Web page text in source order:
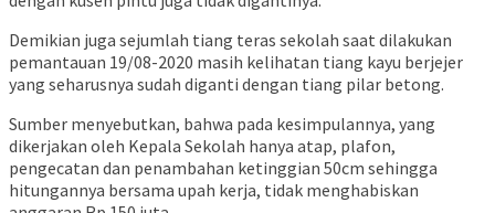
Demikian juga sejumlah tiang teras sekolah saat dilakukan
pemantauan 19/08-2020 masih kelihatan tiang kayu berjejer
yang seharusnya sudah diganti dengan tiang pilar betong.
Sumber menyebutkan, bahwa pada kesimpulannya, yang
dikerjakan oleh Kepala Sekolah hanya atap, plafon,
pengecatan dan penambahan ketinggian 50cm sehingga
hitungannya bersama upah kerja, tidak menghabiskan